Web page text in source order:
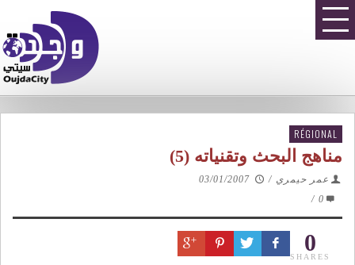
RÉGIONAL
مناهج البحث وتقنياته (5)
عمر حيمري /
03/01/2007
0
/
0
SHARES